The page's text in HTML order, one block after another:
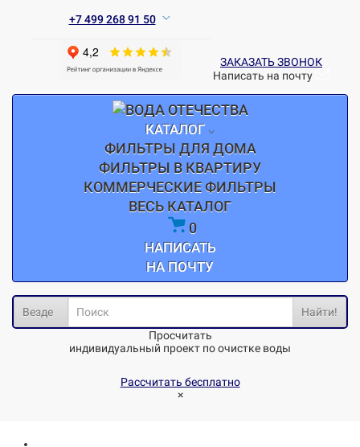
+7 499 268 91 50
ЗАКАЗАТЬ ЗВОНОК
Написать на почту
КАТАЛОГ
ФИЛЬТРЫ ДЛЯ ДОМА
ФИЛЬТРЫ В КВАРТИРУ
КОММЕРЧЕСКИЕ ФИЛЬТРЫ
ВЕСЬ КАТАЛОГ
0
НАПИСАТЬ
НА ПОЧТУ
Везде
Найти!
Просчитать
индивидуальный проект по очистке воды
Рассчитать бесплатно
×